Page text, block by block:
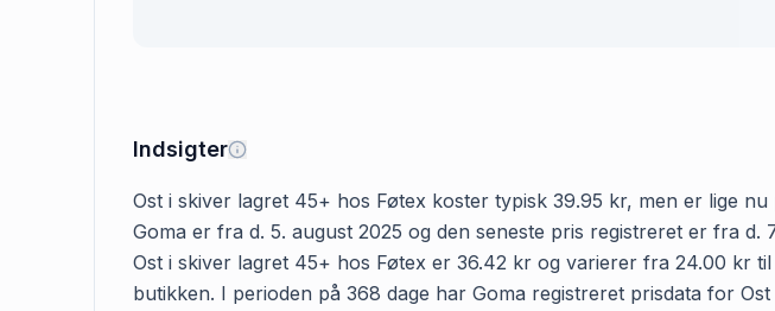
Indsigter
Ost i skiver lagret 45+ hos Føtex koster typisk 39.95 kr, men er lige
Goma er fra d. 5. august 2025 og den seneste pris registreret er fra
Ost i skiver lagret 45+ hos Føtex er 36.42 kr og varierer fra 24.00 kr
butikken. I perioden på 368 dage har Goma registreret prisdata for